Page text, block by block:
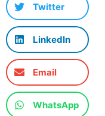
Twitter
LinkedIn
Email
WhatsApp